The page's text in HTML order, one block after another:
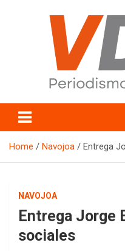
Home Navojoa Entrega
NAVOJOA
Entrega Jorge
sociales